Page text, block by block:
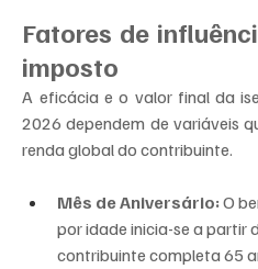
Fatores de
imposto
A eficácia e o valor final da
2026 dependem de variáveis
renda global do contribuinte.
Mês de Aniversário: O
por idade inicia-se a partir
contribuinte completa 65